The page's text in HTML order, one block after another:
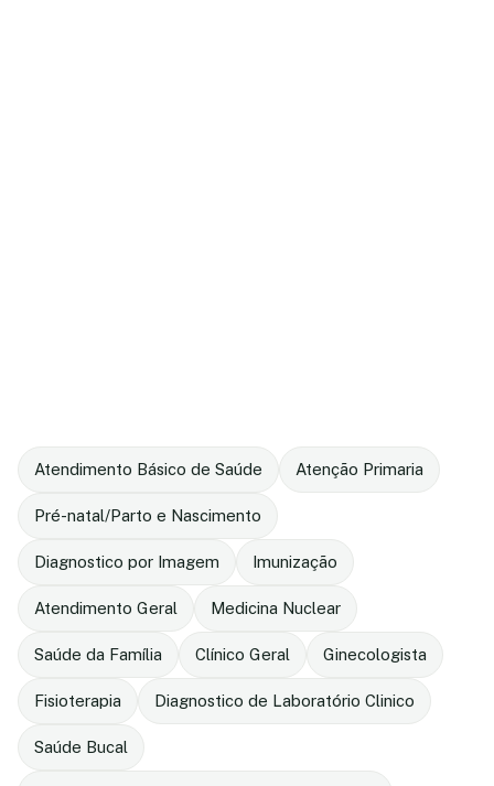
Atendimento Básico de Saúde Atenção Primaria
Pré-natal/Parto e Nascimento
Diagnostico por Imagem Imunização
Atendimento Geral Medicina Nuclear
Saúde da Família Clínico Geral Ginecologista
Fisioterapia Diagnostico de Laboratório Clinico
Saúde Bucal